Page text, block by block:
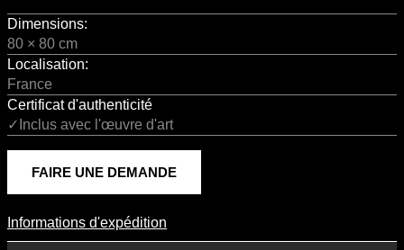
Dimensions:
80 × 80 cm
Localisation:
France
Certificat d'authenticité
✓Inclus avec l'œuvre d'art
FAIRE UNE DEMANDE
Informations D'expédition
Informations d'expédition